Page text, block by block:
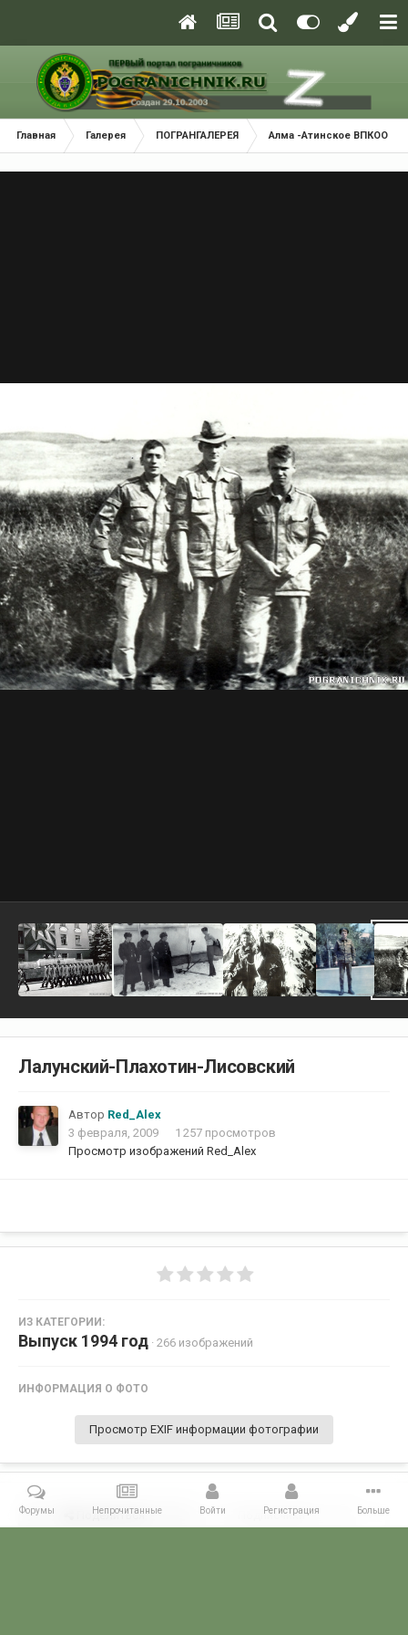
Главная Галерея ПОГРАНГАЛЕРЕЯ Алма -Атинское
Лалунский-Плахотин-Лисовский
Автор Red_Alex
3 февраля, 2009
1 257 просмотров
Просмотр изображений Red_Alex
ИЗ КАТЕГОРИИ:
Выпуск 1994 год · 266 изображений
ИНФОРМАЦИЯ О ФОТО
Просмотр EXIF информации фотографии
Поделиться Подписчики 0
Форумы Непрочитанные Войти Регистрация Больше